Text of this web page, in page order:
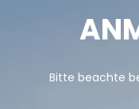
Bitte beachte